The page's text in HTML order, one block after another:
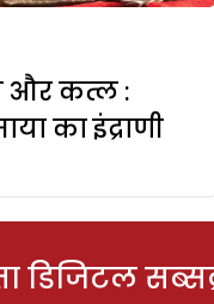
और कत्ल :
का इंद्राणी
डिजिटल